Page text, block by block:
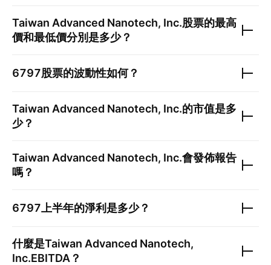
Taiwan Advanced Nanotech, Inc.股票的最高
價和最低價分別是多少？
6797股票的波動性如何？
Taiwan Advanced Nanotech, Inc.的市值是多
少？
Taiwan Advanced Nanotech, Inc.會發佈報告
嗎？
6797 上半年的淨利是多少？
什麼是Taiwan Advanced Nanotech,
Inc.EBITDA？